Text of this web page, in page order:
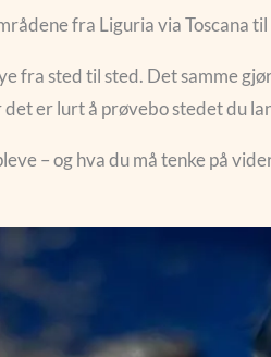
fra Liguria via Toscana
fra sted til sted. Det samme
er lurt å prøvebo stedet du
– og hva du må tenke på